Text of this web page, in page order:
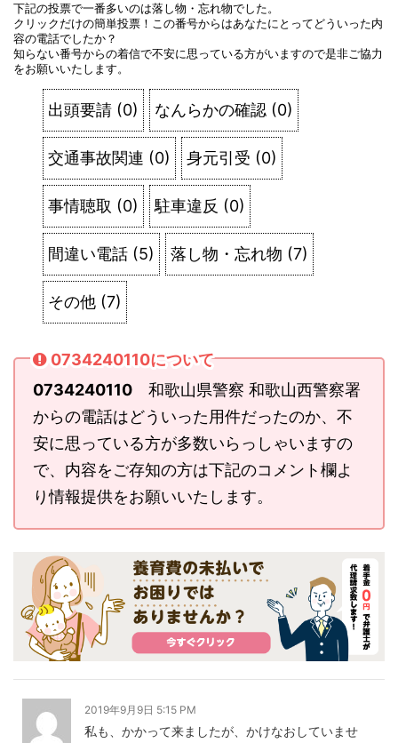
下記の投票で一番多いのは落し物・忘れ物でした。
クリックだけの簡単投票！この番号からはあなたにとってどういった内
容の電話でしたか？
知らない番号からの着信で不安に思っている方がいますので是非ご協力
をお願いいたします。
出頭要請 (0) なんらかの確認 (0)
交通事故関連 (0) 身元引受 (0)
事情聴取 (0) 駐車違反 (0)
間違い電話 (5) 落し物・忘れ物 (7)
その他 (7)
0734240110について
0734240110 和歌山県警察 和歌山西警察署
からの電話はどういった用件だったのか、不
安に思っている方が多数いらっしゃいますの
で、内容をご存知の方は下記のコメント欄よ
り情報提供をお願いいたします。
2019年9月9日 5:15 PM
私も、かかって来ましたが、かけなおしていませ